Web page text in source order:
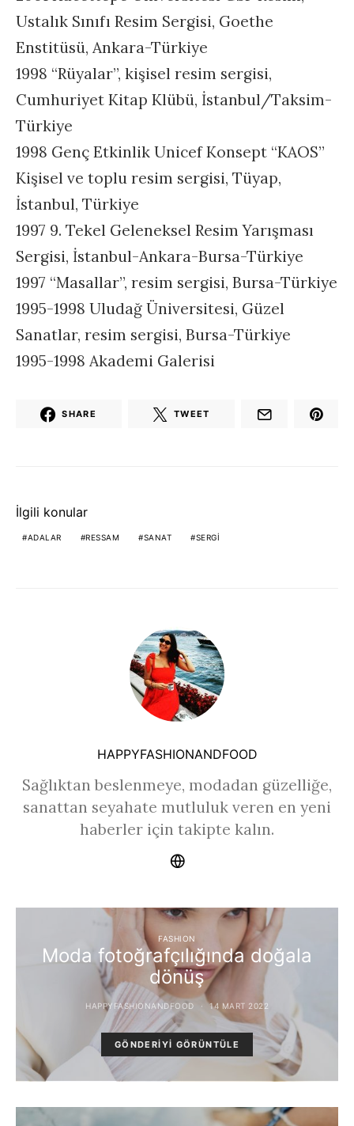
Ustalık Sınıfı Resim Sergisi, Goethe
Enstitüsü, Ankara-Türkiye
1998 “Rüyalar”, kişisel resim sergisi,
Cumhuriyet Kitap Klübü, İstanbul/Taksim-
Türkiye
1998 Genç Etkinlik Unicef Konsept “KAOS”
Kişisel ve toplu resim sergisi, Tüyap,
İstanbul, Türkiye
1997 9. Tekel Geleneksel Resim Yarışması
Sergisi, İstanbul-Ankara-Bursa-Türkiye
1997 “Masallar”, resim sergisi, Bursa-Türkiye
1995-1998 Uludağ Üniversitesi, Güzel
Sanatlar, resim sergisi, Bursa-Türkiye
1995-1998 Akademi Galerisi
SHARE TWEET
İlgili konular
ADALAR RESSAM SANAT SERGI
HAPPYFASHIONANDFOOD
Sağlıktan beslenmeye, modadan güzelliğe,
sanattan seyahate mutluluk veren en yeni
haberler için takipte kalın.
FASHION
Moda fotoğrafçılığında doğala
dönüş
HAPPYFASHIONANDFOOD 14 MART 2022
GÖNDERIYI GÖRÜNTÜLE